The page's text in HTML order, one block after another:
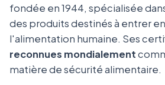
fondée en 1944, spécialisée
des produits destinés à entrer
l'alimentation humaine. Ses
reconnues mondialement
matière de sécurité alimentaire.